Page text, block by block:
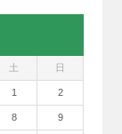
土 日
1 2
8 9